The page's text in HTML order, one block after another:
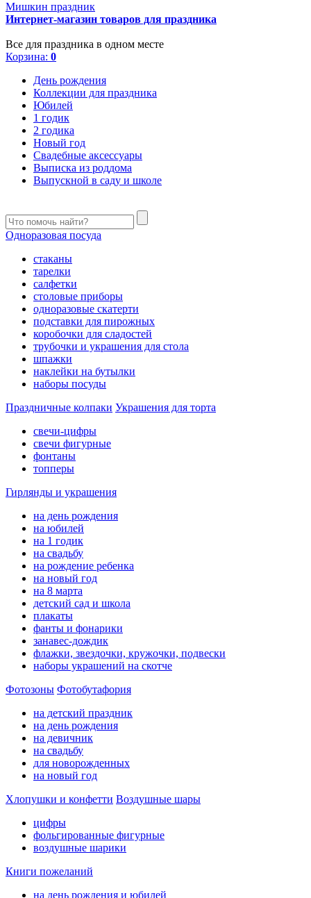
Мишкин праздник
Интернет-магазин товаров для праздника
Все для праздника в одном месте
Корзина: 0
День рождения
Коллекции для праздника
Юбилей
1 годик
2 годика
Новый год
Свадебные аксессуары
Выписка из роддома
Выпускной в саду и школе
Одноразовая посуда
стаканы
тарелки
салфетки
столовые приборы
одноразовые скатерти
подставки для пирожных
коробочки для сладостей
трубочки и украшения для стола
шпажки
наклейки на бутылки
наборы посуды
Праздничные колпаки Украшения для торта
свечи-цифры
свечи фигурные
фонтаны
топперы
Гирлянды и украшения
на день рождения
на юбилей
на 1 годик
на свадьбу
на рождение ребенка
на новый год
на 8 марта
детский сад и школа
плакаты
фанты и фонарики
занавес-дождик
флажки, звездочки, кружочки, подвески
наборы украшений на скотче
Фотозоны Фотобутафория
на детский праздник
на день рождения
на девичник
на свадьбу
для новорожденных
на новый год
Хлопушки и конфетти Воздушные шары
цифры
фольгированные фигурные
воздушные шарики
Книги пожеланий
на день рождения и юбилей